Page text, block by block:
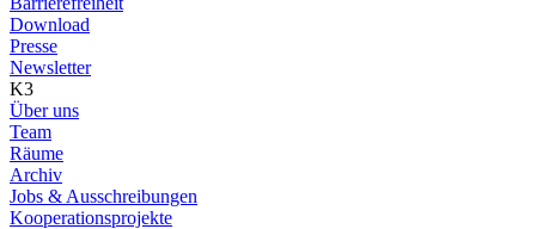
Download
Presse
Newsletter
K3
Über uns
Team
Räume
Archiv
Jobs & Ausschreibungen
Kooperationsprojekte